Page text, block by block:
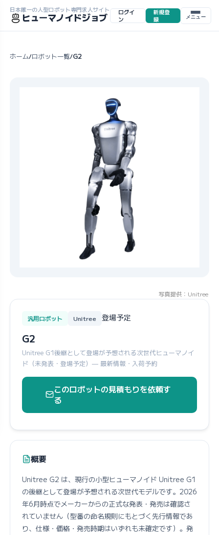
日本唯一の人型ロボット専門求人サイト
ヒューマノイドジョブ
ログイ
ン
新規登
録
メニュー
ホーム/ロボット一覧/G2
写真提供：Unitree
汎用ロボット Unitree 登場予定
G2
Unitree G1後継として登場が予想される次世代ヒューマノイ
ド（未発表・登場予定）— 最新情報・入荷予約
このロボットの見積もりを依頼す
る
概要
Unitree G2 は、現行の小型ヒューマノイド Unitree G1
の後継として登場が予想される次世代モデルです。2026
年6月時点でメーカーからの正式な発表・発売は確認さ
れていません（型番の命名規則にもとづく先行情報であ
り、仕様・価格・発売時期はいずれも未確定です）。発